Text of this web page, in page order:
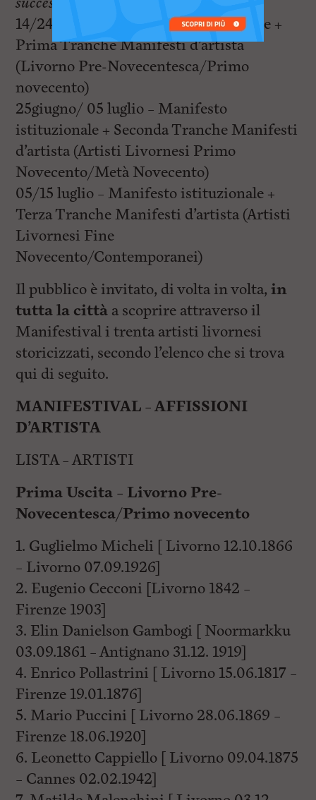
14/24 giugno – Manifesto istituzionale +
Prima Tranche Manifesti d’artista
(Livorno Pre-Novecentesca/Primo
novecento)
25giugno/ 05 luglio – Manifesto
istituzionale + Seconda Tranche Manifesti
d’artista (Artisti Livornesi Primo
Novecento/Metà Novecento)
05/15 luglio – Manifesto istituzionale +
Terza Tranche Manifesti d’artista (Artisti
Livornesi Fine
Novecento/Contemporanei)
Il pubblico è invitato, di volta in volta,in
tutta la città a scoprire attraverso il
Manifestival i trenta artisti livornesi
storicizzati, secondo l’elenco che si trova
qui di seguito.
MANIFESTIVAL – AFFISSIONI
D’ARTISTA
LISTA – ARTISTI
Prima Uscita – Livorno Pre-
Novecentesca/Primo novecento
1. Guglielmo Micheli [ Livorno 12.10.1866
– Livorno 07.09.1926]
2. Eugenio Cecconi [Livorno 1842 –
Firenze 1903]
3. Elin Danielson Gambogi [ Noormarkku
03.09.1861 – Antignano 31.12. 1919]
4. Enrico Pollastrini [ Livorno 15.06.1817 –
Firenze 19.01.1876]
5. Mario Puccini [ Livorno 28.06.1869 –
Firenze 18.06.1920]
6. Leonetto Cappiello [ Livorno 09.04.1875
– Cannes 02.02.1942]